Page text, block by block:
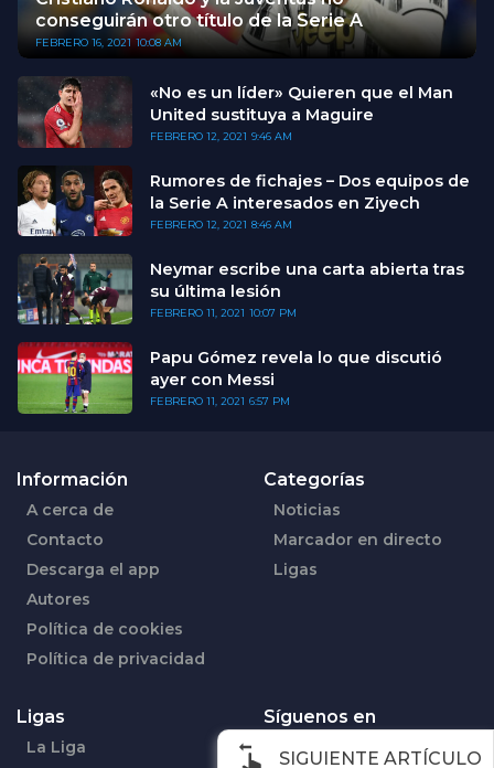
SIGUIENTE ARTÍCULO
conseguirán otro título de la Serie A
FEBRERO 16, 2021 10:08 AM
«No es un líder» Quieren que el Man
United sustituya a Maguire
FEBRERO 12, 2021 9:46 AM
Rumores de fichajes – Dos equipos de
la Serie A interesados en Ziyech
FEBRERO 12, 2021 8:46 AM
Neymar escribe una carta abierta tras
su última lesión
FEBRERO 11, 2021 10:07 PM
Papu Gómez revela lo que discutió
ayer con Messi
FEBRERO 11, 2021 6:57 PM
Información
A cerca de
Contacto
Descarga el app
Autores
Política de cookies
Política de privacidad
Categorías
Noticias
Marcador en directo
Ligas
Ligas
La Liga
Síguenos en
Facebook